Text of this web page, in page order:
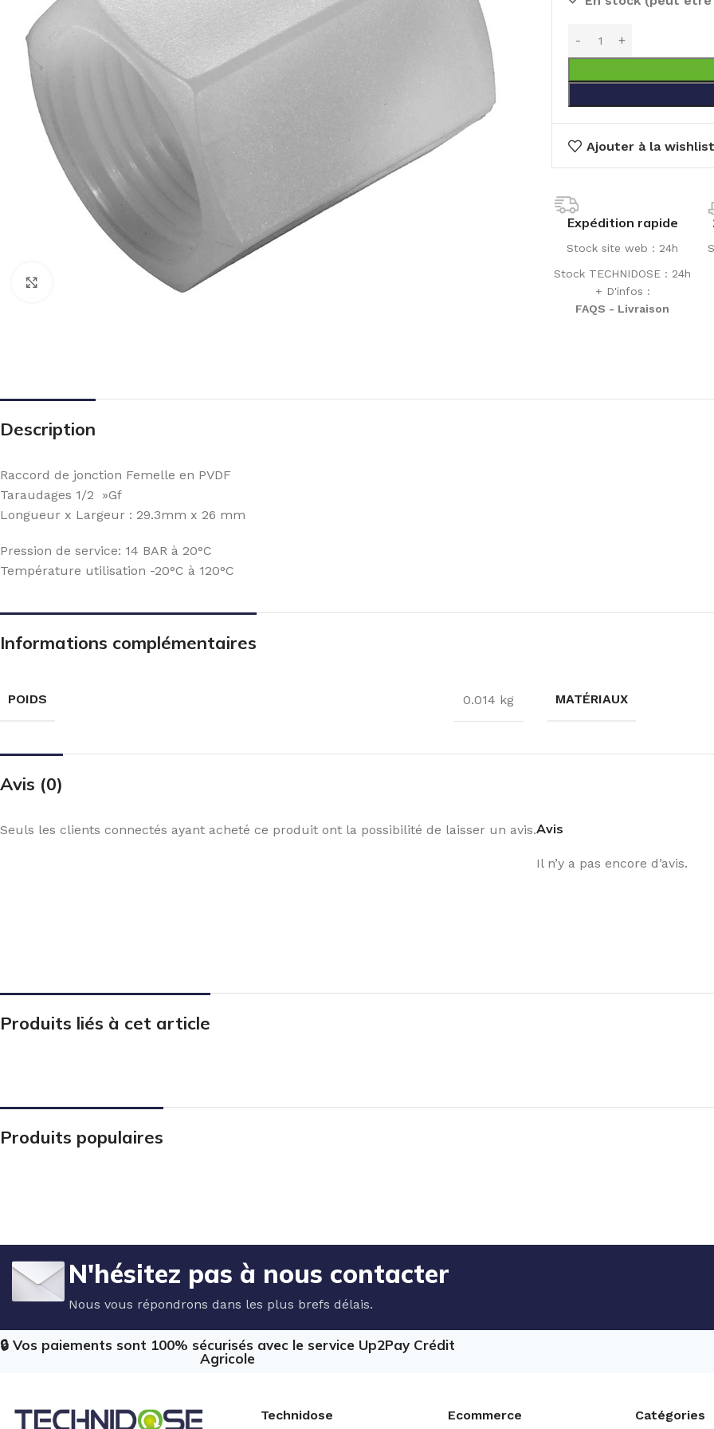
Ajouter à la
Expédition rapide
Stock site web : 24h
Stock TECHNIDOSE : 24h
+ D'infos :
FAQS - Livraison
Description
Raccord de jonction Femelle en PVDF
Taraudages 1/2 »Gf
Longueur x Largeur : 29.3mm x 26 mm
Pression de service: 14 BAR à 20°C
Température utilisation -20°C à 120°C
Informations complémentaires
POIDS 0.014 kg MATÉRIAUX
Avis (0)
Avis
Il n’y a pas encore d’avis.
Seuls les clients connectés ayant acheté ce produit ont la possibilité de laisser un avis.
Produits liés à cet article
Produits populaires
N'hésitez pas à nous contacter
Nous vous répondrons dans les plus brefs délais.
🔒 Vos paiements sont 100% sécurisés avec le service Up2Pay Crédit
Agricole
Technidose Ecommerce Catégories